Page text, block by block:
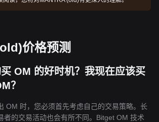
价格预测
OM 的好时机？我现在应该买
？
OM 时，您必须首先考虑自己的交易策略。长
者的交易活动也会有所不同。Bitget OM 技术